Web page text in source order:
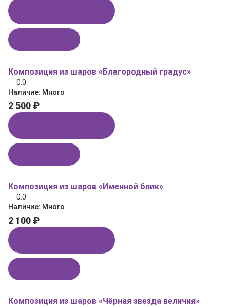
Композиция из шаров «Благородный градус»
0.0
Наличие: Много
2 500 ₽
Композиция из шаров «Именной блик»
0.0
Наличие: Много
2 100 ₽
Композиция из шаров «Чёрная звезда величия»